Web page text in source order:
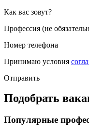
Как вас зовут?
Профессия (не
Номер телефона
Принимаю условия
Отправить
Подобрать
Популярные